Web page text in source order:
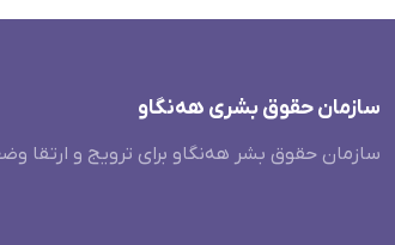
سازمان حقوق بشری هەنگاو
سازمان حقوق بشر هه‌نگاو برای ترویج و